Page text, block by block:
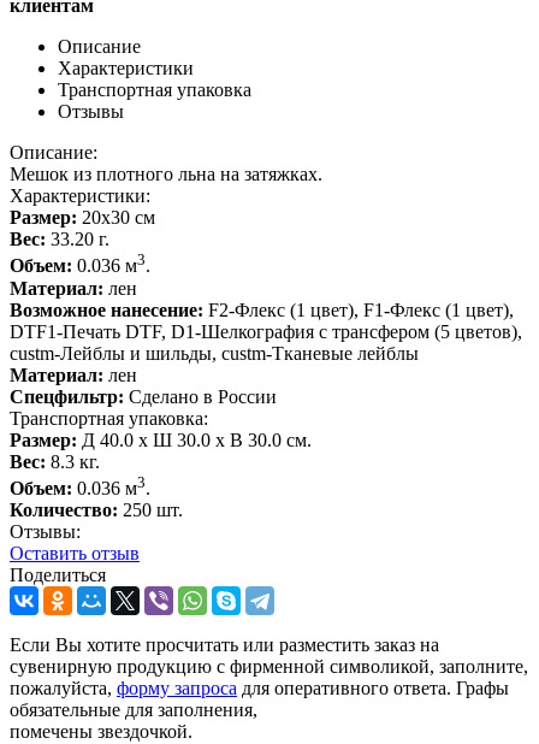
клиентам
Описание
Характеристики
Транспортная упаковка
Отзывы
Описание:
Мешок из плотного льна на затяжках.
Характеристики:
Размер: 20х30 см
Вес: 33.20 г.
Объем: 0.036 м3.
Материал: лен
Возможное нанесение: F2-Флекс (1 цвет), F1-Флекс (1 цвет),
DTF1-Печать DTF, D1-Шелкография с трансфером (5 цветов),
custm-Лейблы и шильды, custm-Тканевые лейблы
Материал: лен
Спецфильтр: Сделано в России
Транспортная упаковка:
Размер: Д 40.0 x Ш 30.0 x В 30.0 см.
Вес: 8.3 кг.
Объем: 0.036 м3.
Количество: 250 шт.
Отзывы:
Оcтавить отзыв
Поделиться
Если Вы хотите просчитать или разместить заказ на
сувенирную продукцию с фирменной символикой, заполните,
пожалуйста, форму запроса для оперативного ответа. Графы
обязательные для заполнения,
помечены звездочкой.